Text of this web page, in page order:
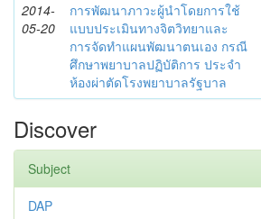
2014-
05-20
การพัฒนาภาวะผู้นำโดยการใช้
แบบประเมินทางจิตวิทยาและ
การจัดทำแผนพัฒนาตนเอง กรณี
ศึกษาพยาบาลปฏิบัติการ ประจำ
ห้องผ่าตัดโรงพยาบาลรัฐบาล
Discover
Subject
DAP